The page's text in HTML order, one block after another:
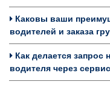
Каковы ваши
водителей и заказа
Как делается запрос
водителя через